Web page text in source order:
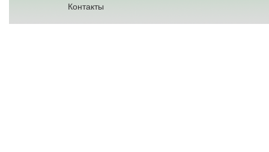
Контакты